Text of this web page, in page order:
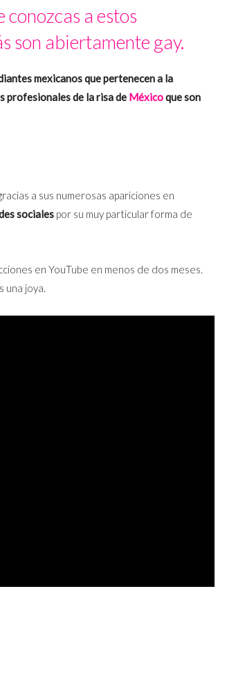
conozcas a estos
son abiertamente gay.
mexicanos que pertenecen a la
profesionales de la risa de Méxicoque son
a sus numerosas apariciones en
sociales por su muy particular forma de
en YouTube en menos de dos meses.
una joya.